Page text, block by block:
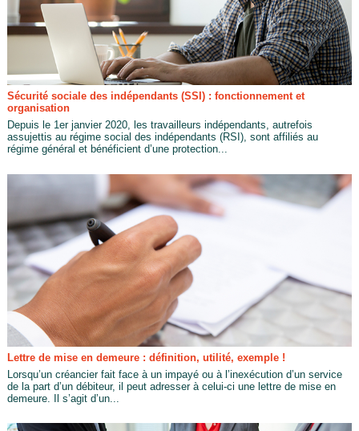
Sécurité sociale des indépendants (SSI) : fonctionnement et
organisation
Depuis le 1er janvier 2020, les travailleurs indépendants, autrefois
assujettis au régime social des indépendants (RSI), sont affiliés au
régime général et bénéficient d’une protection...
Lettre de mise en demeure : définition, utilité, exemple !
Lorsqu’un créancier fait face à un impayé ou à l’inexécution d’un service
de la part d’un débiteur, il peut adresser à celui-ci une lettre de mise en
demeure. Il s’agit d’un...